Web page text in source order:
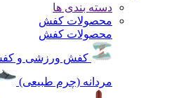
دسته بندی ها
محصولات کفش
محصولات کفش
کفش ورزشی و
مردانه (چرم طبیعی)